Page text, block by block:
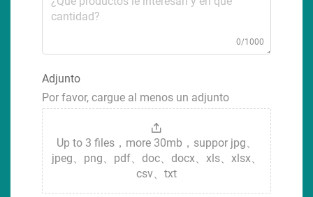
0/1000
Adjunto
Por favor, cargue al menos un adjunto
Up to 3 files，more 30mb，suppor jpg、
jpeg、png、pdf、doc、docx、xls、xlsx、
csv、txt